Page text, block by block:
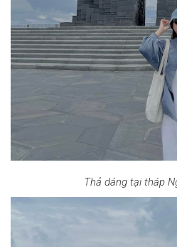
Thả dáng tại tháp